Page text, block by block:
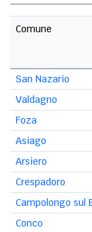
Comune
San Nazario
Valdagno
Foza
Asiago
Arsiero
Crespadoro
Campolongo sul
Conco